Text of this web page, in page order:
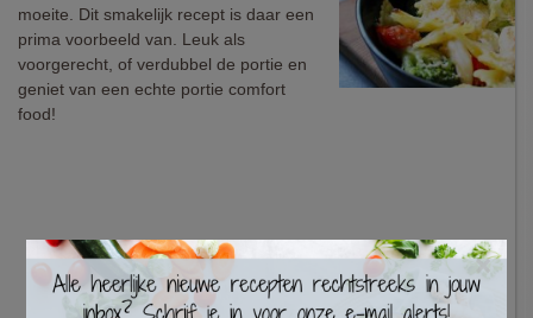
moeite. Dit smakelijk recept is daar een
prima voorbeeld van. Leuk als
voorgerecht, of verdubbel de portie en
geniet van een echte portie comfort
food!
×